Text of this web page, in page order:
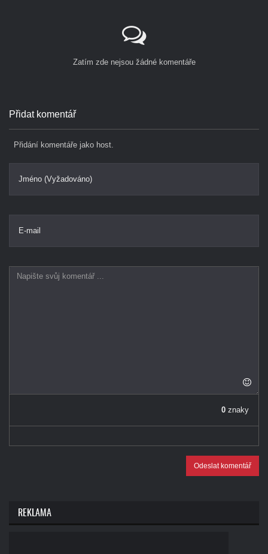
Zatím zde nejsou žádné komentáře
Přidat komentář
Přidání komentáře jako host.
Jméno (Vyžadováno)
E-mail
0 znaky
Odeslat komentář
REKLAMA